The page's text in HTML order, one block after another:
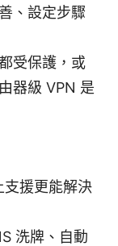
、設定步驟
受保護，或
器級 VPN 是
援更能解決
洗牌、自動